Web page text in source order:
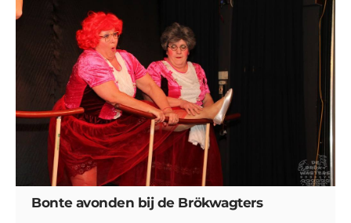
Bonte avonden bij de Brökwagters